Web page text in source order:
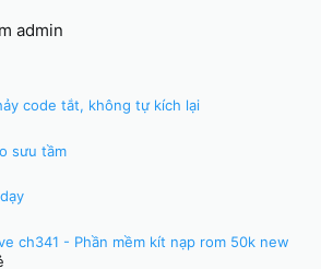
admin
code tắt, không tự kích lại
sưu tầm
ch341 - Phần mềm kít nạp rom 50k new